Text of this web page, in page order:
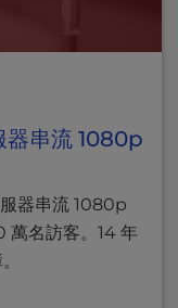
器串流 1080p
器串流 1080p
萬名訪客。14 年